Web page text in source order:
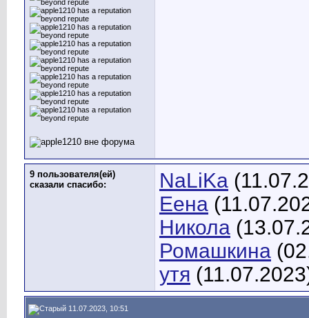
9 пользователя(ей)
сказали cпасибо:
NaLiKa
Еена
Никола
Ромашкина
утя
11.07.2023, 10:51